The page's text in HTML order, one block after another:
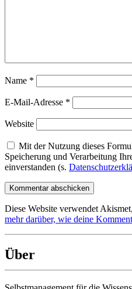
Name *
E-Mail-Adresse *
Website
Mit der Nutzung dieses
Speicherung und Verarbeitung
einverstanden (s.
Diese Website verwendet
mehr darüber, wie deine
Über